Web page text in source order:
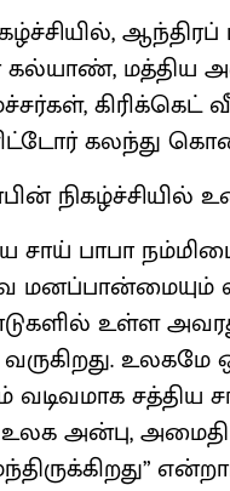
ஆந்திரப்
மத்திய
கிரிக்கெட்
கலந்து
நிகழ்ச்சியில்
சாய் பாபா
மனப்பான்மையும்
உள்ள
வருகிறது.
வடிவமாக சத்திய
உலக அன்பு,